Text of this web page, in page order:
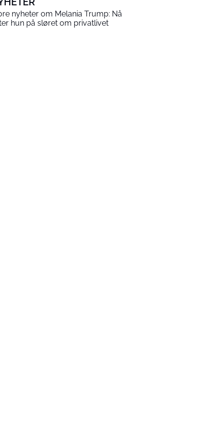
nyheter om Melania Trump: Nå
hun på sløret om privatlivet